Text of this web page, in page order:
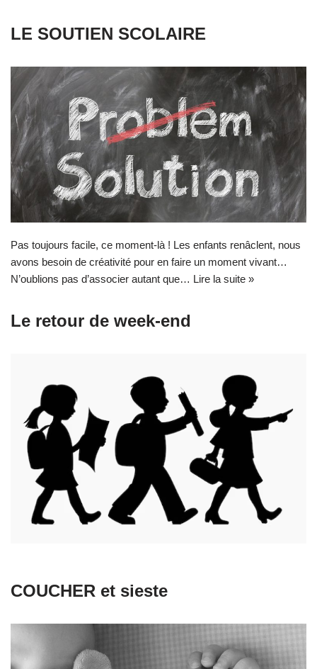
LE SOUTIEN SCOLAIRE
Pas toujours facile, ce moment-là ! Les enfants renâclent, nous
avons besoin de créativité pour en faire un moment vivant…
N’oublions pas d’associer autant que… Lire la suite »
Le retour de week-end
COUCHER et sieste